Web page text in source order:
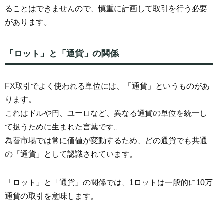
ることはできませんので、慎重に計画して取引を行う必要
があります。
「ロット」と「通貨」の関係
FX取引でよく使われる単位には、「通貨」というものがあ
ります。
これはドルや円、ユーロなど、異なる通貨の単位を統一し
て扱うために生まれた言葉です。
為替市場では常に価値が変動するため、どの通貨でも共通
の「通貨」として認識されています。
「ロット」と「通貨」の関係では、1ロットは一般的に10万
通貨の取引を意味します。